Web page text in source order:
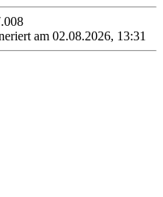
am 02.08.2026, 13:31